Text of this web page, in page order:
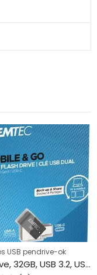
USB pendrive-ok
Pendrive, 32GB, USB 3.2, USB-A bemenet/USB-C kimenet, EMTEC “T260C Dual”